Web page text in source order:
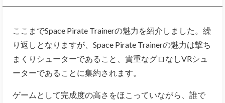
ここまでSpace Pirate Trainerの魅力を紹介しました。繰
り返しとなりますが、Space Pirate Trainerの魅力は撃ち
まくりシューターであること、貴重なグロなしVRシュ
ーターであることに集約されます。
ゲームとして完成度の高さをほこっていながら、誰で